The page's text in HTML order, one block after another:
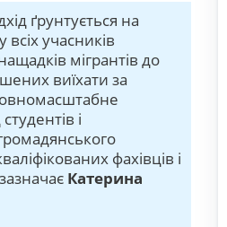
ґрунтується на
всіх учасників
мігрантів до
виїхати за
і
фахівців і
Катерина